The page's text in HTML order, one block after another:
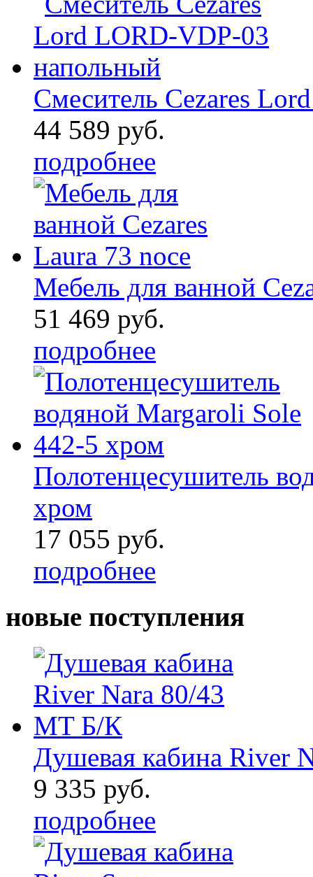
Смеситель Cezares
44 589 руб.
подробнее
Мебель для ванной
51 469 руб.
подробнее
Полотенцесушитель
хром
17 055 руб.
подробнее
новые поступления
Душевая кабина River
9 335 руб.
подробнее